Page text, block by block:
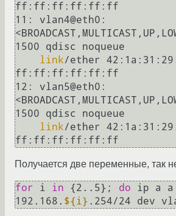
ff:ff:ff:ff:ff:ff
11: vlan4@eth0:
1500 qdisc noqueue
link/ether
ff:ff:ff:ff:ff:ff
12: vlan5@eth0:
1500 qdisc noqueue
link/ether
Получается две переменные, так
for i in {2..5}; do ip a a
192.168. ${i} .254/24 dev